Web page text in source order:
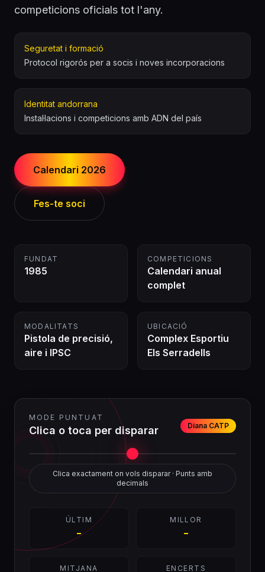
competicions oficials tot l'any.
Seguretat i formació
Protocol rigorós per a socis i noves incorporacions
Identitat andorrana
Instal·lacions i competicions amb ADN del país
Calendari 2026
Fes-te soci
FUNDAT
1985
COMPETICIONS
Calendari anual
complet
MODALITATS
Pistola de precisió,
aire i IPSC
UBICACIÓ
Complex Esportiu
Els Serradells
MODE PUNTUAT
Clica o toca per disparar Diana CATP
Clica exactament on vols disparar · Punts amb
decimals
ÚLTIM
-
MILLOR
-
MITJANA ENCERTS